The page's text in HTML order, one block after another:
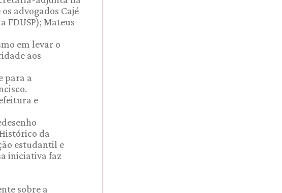
advogados Cajé
FDUSP); Mateus
em levar o
aos
para a
e
da
estudantil e
iniciativa faz
sobre a